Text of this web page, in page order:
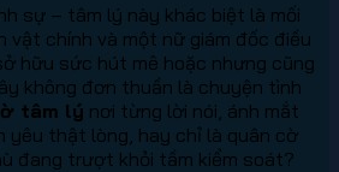
sự – tâm lý này khác biệt là mối
vật chính và một nữ giám đốc điều
hữu sức hút mê hoặc nhưng cũng
không đơn thuần là chuyện tình
tâm lý nơi từng lời nói, ánh mắt
yêu thật lòng, hay chỉ là quân cờ
đang trượt khỏi tầm kiểm soát?